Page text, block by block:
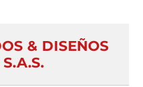
& DISEÑOS